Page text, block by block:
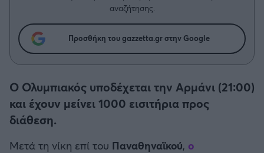
Δημήτρης Τσορμπατζόγλου
Βόλος
Ατρόμητος Αθηνών
Μεγάλη μου Αγάπη
Μια Ιστορία από την Πόλη
αναζήτησης.
Προσθήκη του gazzetta.gr στην Google
Ο Ολυμπιακός υποδέχεται την Αρμάνι (21:00)
και έχουν μείνει 1000 εισιτήρια προς
διάθεση.
Μετά τη νίκη επί του Παναθηναϊκού, ο